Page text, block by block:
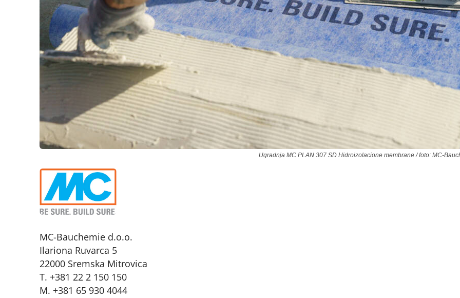
Ugradnja MC PLAN 307 SD Hidroizolacione membrane / foto: MC-
MC-Bauchemie d.o.o.
Ilariona Ruvarca 5
22000 Sremska Mitrovica
T. +381 22 2 150 150
M. +381 65 930 4044